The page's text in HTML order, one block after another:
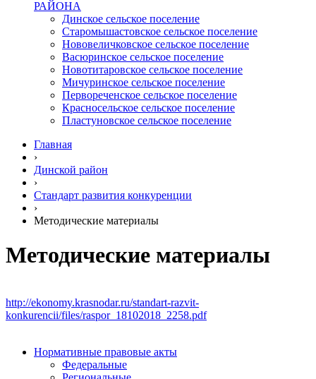
РАЙОНА
Динское сельское поселение
Старомышастовское сельское поселение
Нововеличковское сельское поселение
Васюринское сельское поселение
Новотитаровское сельское поселение
Мичуринское сельское поселение
Первореченское сельское поселение
Красносельское сельское поселение
Пластуновское сельское поселение
Главная
›
Динской район
›
Стандарт развития конкуренции
›
Методические материалы
Методические материалы
http://ekonomy.krasnodar.ru/standart-razvit-
konkurencii/files/raspor_18102018_2258.pdf
Нормативные правовые акты
Федеральные